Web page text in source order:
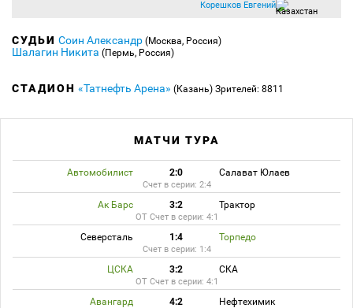
Корешков Евгений
СУДЬИ Соин Александр (Москва, Россия)
Шалагин Никита (Пермь, Россия)
СТАДИОН «Татнефть Арена» (Казань) Зрителей: 8811
МАТЧИ ТУРА
Автомобилист 2:0 Салават Юлаев
Счет в серии: 2:4
Ак Барс 3:2 Трактор
ОТ Счет в серии: 4:1
Северсталь 1:4 Торпедо
Счет в серии: 1:4
ЦСКА 3:2 СКА
ОТ Счет в серии: 4:1
Авангард 4:2 Нефтехимик